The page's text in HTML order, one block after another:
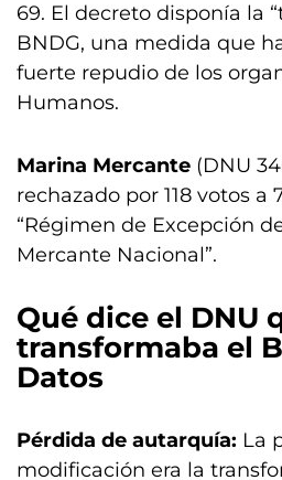
69. El decreto disponía la
BNDG, una medida que
fuerte repudio de los
Humanos.
Marina Mercante (DNU
rechazado por 118 votos a
“Régimen de Excepción
Mercante Nacional”.
Qué dice el DNU
transformaba el
Datos
Pérdida de autarquía: La
modificación era la